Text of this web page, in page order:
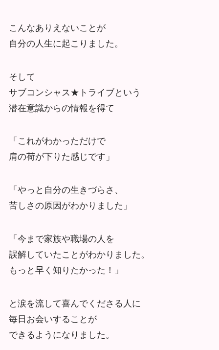
こんなありえないことが
自分の人生に起こりました。
そして
サブコンシャス★トライブという
潜在意識からの情報を得て
「これがわかっただけで
肩の荷が下りた感じです」
「やっと自分の生きづらさ、
苦しさの原因がわかりました」
「今まで家族や職場の人を
誤解していたことがわかりました。
もっと早く知りたかった！」
と涙を流して喜んでくださる人に
毎日お会いすることが
できるようになりました。